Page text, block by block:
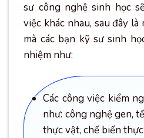
sư công nghệ sinh học
việc khác nhau, sau đây
mà các bạn kỹ sư sinh
nhiệm như:
Các công việc kiểm
như: công nghệ gen,
thực vật, chế biến